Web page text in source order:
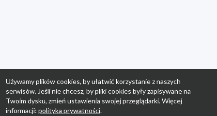
Używamy plików cookies, by ułatwić korzystanie z naszych
serwisów. Jeśli nie chcesz, by pliki cookies były zapisywane na
Twoim dysku, zmień ustawienia swojej przeglądarki. Więcej
informacji: polityka prywatności.